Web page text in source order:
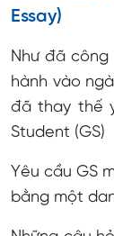
Essay)
Như đã
hành vào
đã thay thế
Student (GS)
Yêu cầu GS
bằng một